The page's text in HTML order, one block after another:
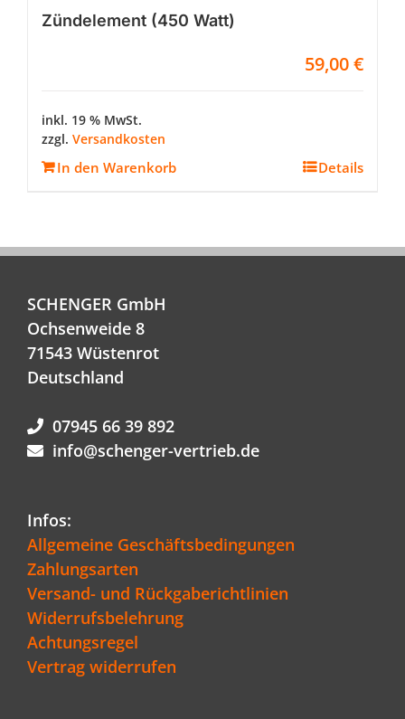
Zündelement (450 Watt)
59,00€
inkl. 19 % MwSt.
zzgl. Versandkosten
In den Warenkorb Details
SCHENGER GmbH
Ochsenweide 8
71543 Wüstenrot
Deutschland
07945 66 39 892
info@schenger-vertrieb.de
Infos:
Allgemeine Geschäftsbedingungen
Zahlungsarten
Versand- und Rückgaberichtlinien
Widerrufsbelehrung
Achtungsregel
Vertrag widerrufen